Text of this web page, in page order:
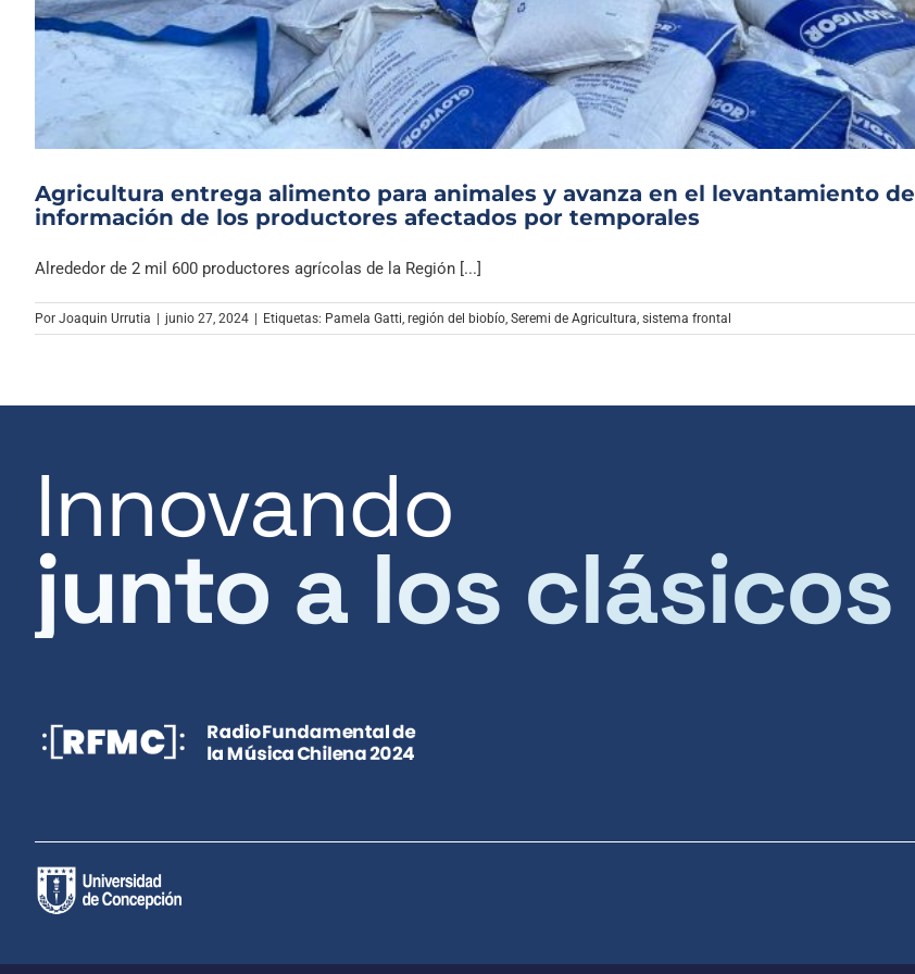
Archivo Sonoro
Agricultura entrega alimento para animales y avanza en el levantamiento de
información de los productores afectados por temporales
Alrededor de 2 mil 600 productores agrícolas de la Región [...]
Por Joaquin Urrutia | junio 27, 2024 | Etiquetas: Pamela Gatti región del biobío Seremi de Agricultura sistema frontal
Innovando
junto a los clásicos